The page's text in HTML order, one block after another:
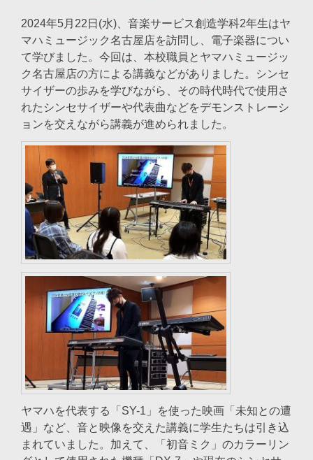
2024年5月22日(水)、音楽サービス創造学科2年生はヤ
マハミュージック名古屋店を訪問し、電子楽器につい
て学びました。今回は、本校職員とヤマハミュージッ
ク名古屋店の方による講義などがありました。シンセ
サイザーの歩みを学びながら、その時代時代で使用さ
れたシンセサイザーや代表曲などをデモンストレーシ
ョンを交えながら講義が進められました。
ヤマハを代表する「SY-1」を使った映画「未知との遭
遇」など、音と映像を交えた講義に学生たちは引き込
まれていました。加えて、「初音ミク」のカラーリン